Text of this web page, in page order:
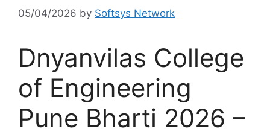
05/04/2026 by Softsys Network
Dnyanvilas College
of Engineering
Pune Bharti 2026 –